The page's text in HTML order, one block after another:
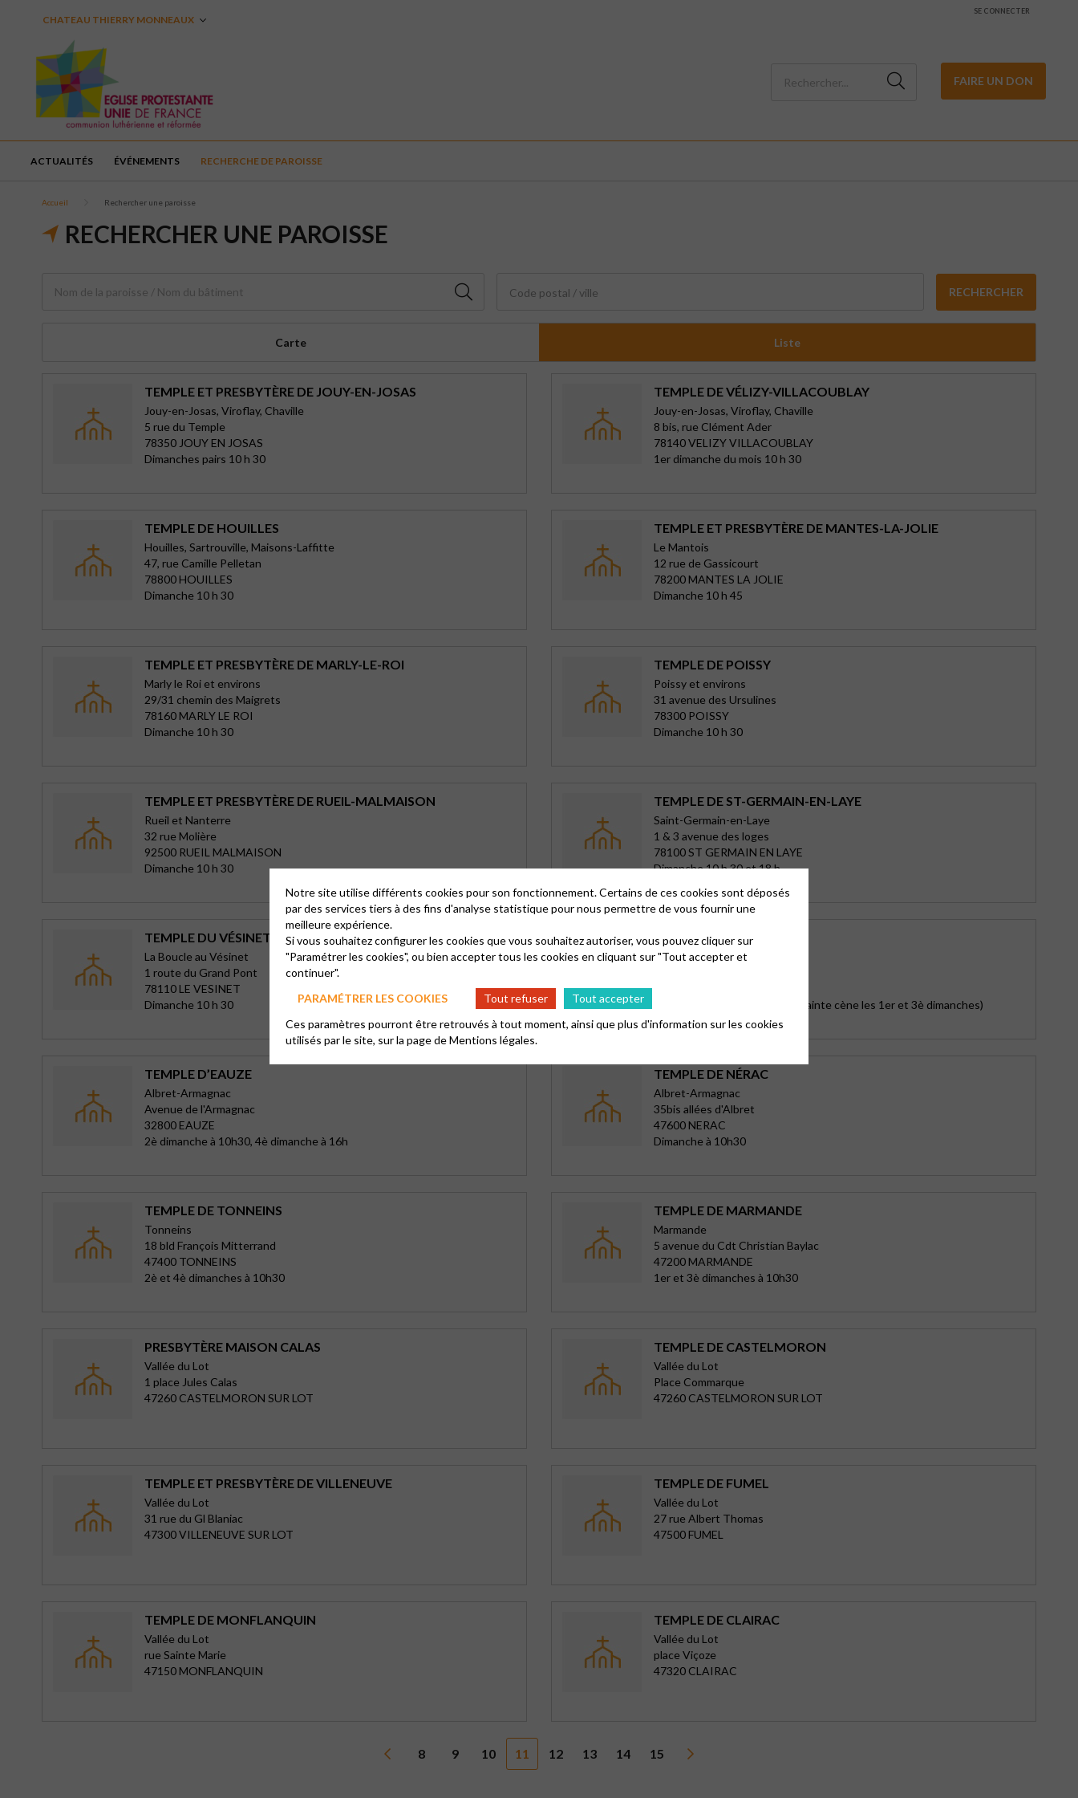
CHATEAU THIERRY MONNEAUX
SE CONNECTER
FAIRE UN DON
ACTUALITÉS ÉVÉNEMENTS RECHERCHE DE PAROISSE
Accueil Rechercher une paroisse
RECHERCHER UNE PAROISSE
Code postal / ville RECHERCHER
Carte Liste
TEMPLE ET PRESBYTÈRE DE JOUY-EN-JOSAS
Jouy-en-Josas, Viroflay, Chaville
5 rue du Temple
78350 JOUY EN JOSAS
Dimanches pairs 10 h 30
TEMPLE DE VÉLIZY-VILLACOUBLAY
Jouy-en-Josas, Viroflay, Chaville
8 bis, rue Clément Ader
78140 VELIZY VILLACOUBLAY
1er dimanche du mois 10 h 30
TEMPLE DE HOUILLES
Houilles, Sartrouville, Maisons-Laffitte
47, rue Camille Pelletan
78800 HOUILLES
Dimanche 10 h 30
TEMPLE ET PRESBYTÈRE DE MANTES-LA-JOLIE
Le Mantois
12 rue de Gassicourt
78200 MANTES LA JOLIE
Dimanche 10 h 45
TEMPLE ET PRESBYTÈRE DE MARLY-LE-ROI
Marly le Roi et environs
29/31 chemin des Maigrets
78160 MARLY LE ROI
Dimanche 10 h 30
TEMPLE DE POISSY
Poissy et environs
31 avenue des Ursulines
78300 POISSY
Dimanche 10 h 30
TEMPLE ET PRESBYTÈRE DE RUEIL-MALMAISON
Rueil et Nanterre
32 rue Molière
92500 RUEIL MALMAISON
Dimanche 10 h 30
TEMPLE DE ST-GERMAIN-EN-LAYE
Saint-Germain-en-Laye
1 & 3 avenue des loges
78100 ST GERMAIN EN LAYE
Dimanche 10 h 30 et 18 h
TEMPLE DU VÉSINET
La Boucle au Vésinet
1 route du Grand Pont
78110 LE VESINET
Dimanche 10 h 30
TEMPLE D’AGEN
Agen
Tous les dimanches à 10h30 (sainte cène les 1er et 3è dimanches)
TEMPLE D’EAUZE
Albret-Armagnac
Avenue de l'Armagnac
32800 EAUZE
2è dimanche à 10h30, 4è dimanche à 16h
TEMPLE DE NÉRAC
Albret-Armagnac
35bis allées d'Albret
47600 NERAC
Dimanche à 10h30
TEMPLE DE TONNEINS
Tonneins
18 bld François Mitterrand
47400 TONNEINS
2è et 4è dimanches à 10h30
TEMPLE DE MARMANDE
Marmande
5 avenue du Cdt Christian Baylac
47200 MARMANDE
1er et 3è dimanches à 10h30
PRESBYTÈRE MAISON CALAS
Vallée du Lot
1 place Jules Calas
47260 CASTELMORON SUR LOT
TEMPLE DE CASTELMORON
Vallée du Lot
Place Commarque
47260 CASTELMORON SUR LOT
TEMPLE ET PRESBYTÈRE DE VILLENEUVE
Vallée du Lot
31 rue du Gl Blaniac
47300 VILLENEUVE SUR LOT
TEMPLE DE FUMEL
Vallée du Lot
27 rue Albert Thomas
47500 FUMEL
TEMPLE DE MONFLANQUIN
Vallée du Lot
rue Sainte Marie
47150 MONFLANQUIN
TEMPLE DE CLAIRAC
Vallée du Lot
place Viçoze
47320 CLAIRAC
8 9 10 11 12 13 14 15
Notre site utilise différents cookies pour son fonctionnement. Certains de ces cookies sont déposés
par des services tiers à des fins d'analyse statistique pour nous permettre de vous fournir une
meilleure expérience.
Si vous souhaitez configurer les cookies que vous souhaitez autoriser, vous pouvez cliquer sur
"Paramétrer les cookies", ou bien accepter tous les cookies en cliquant sur "Tout accepter et
continuer".
PARAMÉTRER LES COOKIES
Tout refuser
Tout accepter
Ces paramètres pourront être retrouvés à tout moment, ainsi que plus d'information sur les cookies
utilisés par le site, sur la page deMentions légales.